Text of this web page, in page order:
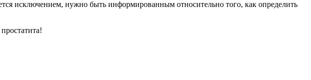
исключением, нужно быть информированным относительно того, как определить